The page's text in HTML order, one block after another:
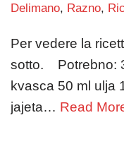
Delimano, Razno,
Per vedere la
sotto. Potrebno:
kvasca 50 ml ulja
jajeta… Read